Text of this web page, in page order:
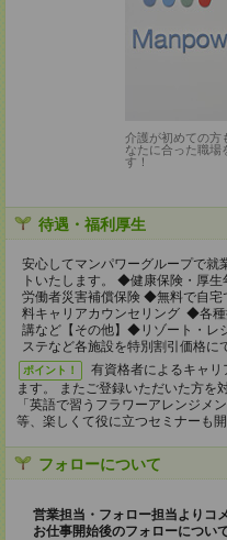
介護が初めての方
なたに合った職場
す！
待遇・福利厚生
安心してマンパワーグループで就
トいたします。 ◆健康保険・厚生
労働者災害補償保険 ◆無料で自
料キャリアカウンセリング ◆各
講など【その他】◆リゾート・レ
ステなど各施設を特別割引価格に
ポイント！
有資格者によるキャ
ます。 またご登録いただいた方を
「英語で習うフラワーアレンジメ
等、楽しくて役に立つセミナーも開
フォローについて
営業担当・フォロー担当よりコ
お仕事開始後のフォローについ